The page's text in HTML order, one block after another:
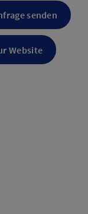
senden
Website